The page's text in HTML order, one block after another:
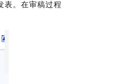
表。在审稿过程